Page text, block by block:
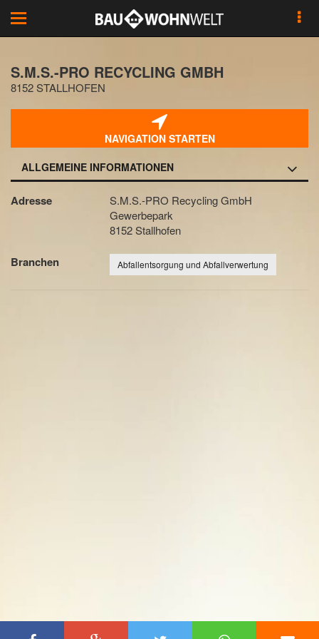
Toggle
navigation
S.M.S.-PRO RECYCLING GMBH
8152 STALLHOFEN
NAVIGATION STARTEN
ALLGEMEINE INFORMATIONEN
Adresse
S.M.S.-PRO Recycling GmbH
Gewerbepark
8152 Stallhofen
Branchen Abfallentsorgung und Abfallverwertung